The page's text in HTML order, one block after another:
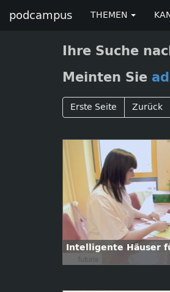
podcampus THEMEN
Ihre Suche
Meinten Sie
Erste Seite Zurück
Intelligente Häuser